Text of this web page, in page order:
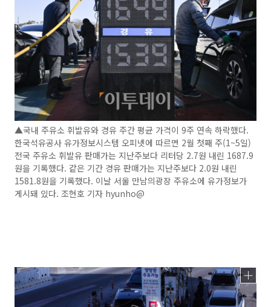
▲국내 주유소 휘발유와 경유 주간 평균 가격이 9주 연속 하락했다.
한국석유공사 유가정보시스템 오피넷에 따르면 2월 첫째 주(1~5일)
전국 주유소 휘발유 판매가는 지난주보다 리터당 2.7원 내린 1687.9
원을 기록했다. 같은 기간 경유 판매가는 지난주보다 2.0원 내린
1581.8원을 기록했다. 이날 서울 만남의광장 주유소에 유가정보가
게시돼 있다. 조현호 기자 hyunho@